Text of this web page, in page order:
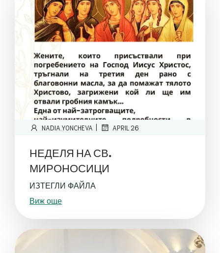
NADIA.YONCHEVA | APRIL 26
НЕДЕЛЯ НА СВ.
МИРОНОСИЦИ
ИЗТЕГЛИ ФАЙЛА
Виж още